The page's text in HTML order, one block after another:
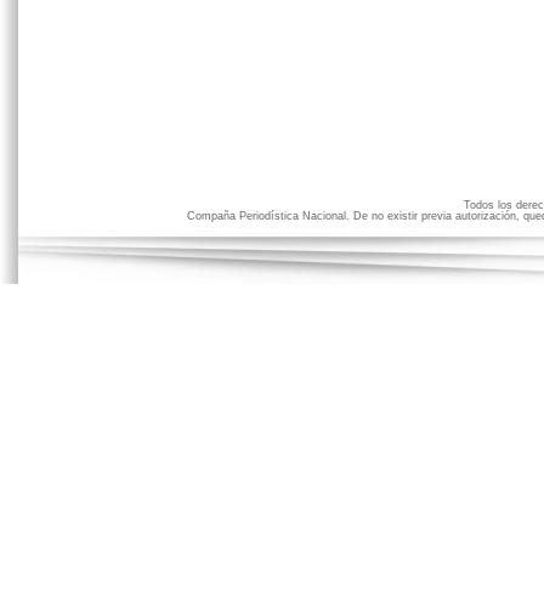
Todos los
Compaña Periodística Nacional. De no existir previa autorización,